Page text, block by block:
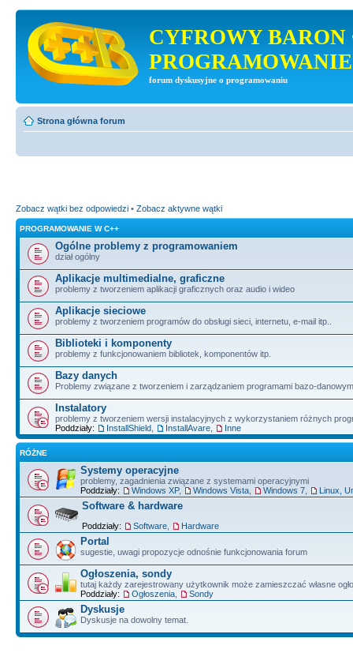
CYFROWY BARON
PROGRAMOWANIE
forum dyskusyjne o programowaniu
Strona główna forum
Zobacz wątki bez odpowiedzi • Zobacz aktywne wątki
PROGRAMOWANIE W C++
Ogólne problemy z programowaniem
dział ogólny
Aplikacje multimedialne, graficzne
problemy z tworzeniem aplikacji graficznych oraz audio i wideo
Aplikacje sieciowe
problemy z tworzeniem programów do obsługi sieci, internetu, e-mail itp..
Biblioteki i komponenty
problemy z funkcjonowaniem bibliotek, komponentów itp.
Bazy danych
Problemy związane z tworzeniem i zarządzaniem programami bazo-
Instalatory
problemy z tworzeniem wersji instalacyjnych z wykorzystaniem różnych
Poddziały:
InstallShield InstallAvare Inne
RÓŻNE
Systemy operacyjne
problemy, zagadnienia związane z systemami operacyjnymi
Poddziały:
Windows XP, Windows Vista Windows 7 Linux,
Software & hardware
Poddziały: Software Hardware
Portal
sugestie, uwagi propozycje odnośnie funkcjonowania forum
Ogłoszenia, sondy
tutaj każdy zarejestrowany użytkownik może zamieszczać własne
Poddziały:
Ogłoszenia Sondy
Dyskusje
Dyskusje na dowolny temat.